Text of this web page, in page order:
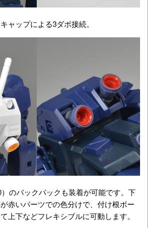
ャップによる3ダボ接続。
）のバックパックも装着が可能です。下
赤いパーツでの色分けで、付け根ボー
上下などフレキシブルに可動します。